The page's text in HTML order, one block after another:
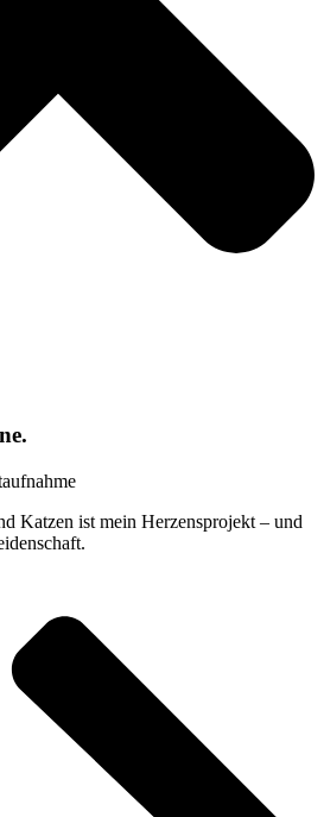
Katzen ist mein Herzensprojekt – und